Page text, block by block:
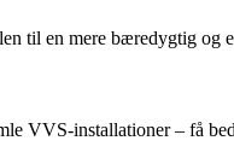
til en mere bæredygtig og
VVS-installationer – få